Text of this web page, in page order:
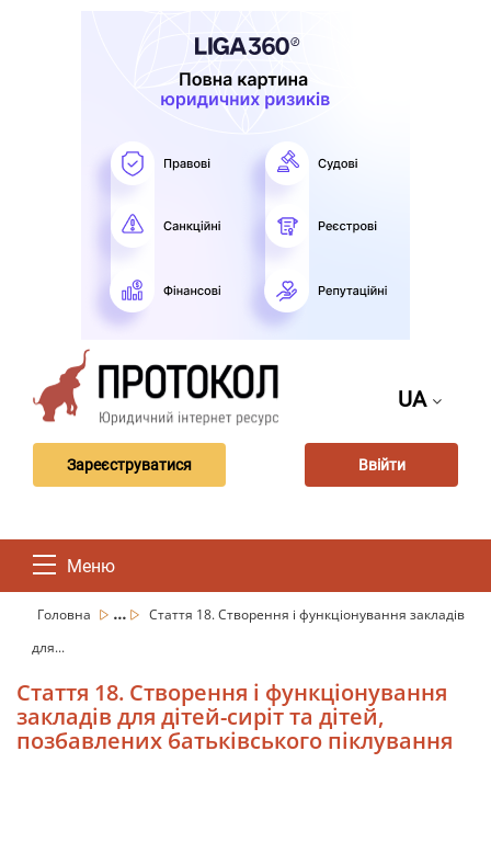
UA
Зареєструватися Ввійти
Меню
Головна ...
Стаття 18. Створення і функціонування закладів
для...
Стаття 18. Створення і функціонування
закладів для дітей-сиріт та дітей,
позбавлених батьківського піклування